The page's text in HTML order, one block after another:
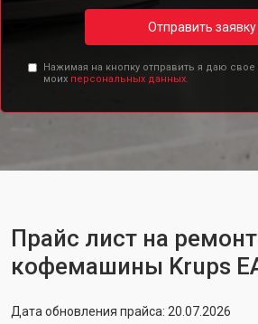
Отправить заявку
Нажимая на кнопку отправить я даю свое
моих персональных данных.
Прайс лист на ремонт
кофемашины Krups
Дата обновления прайса: 20.07.2026